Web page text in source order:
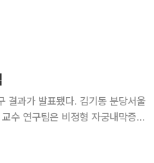
다. 김기동 분당서울
수 연구팀은 비정형 자궁내막증식
인해 발생한다.